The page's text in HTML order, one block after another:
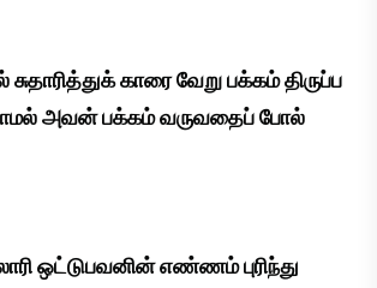
சுதாரித்துக் காரை வேறு பக்கம் திருப்ப
அவன் பக்கம் வருவதைப் போல்
ஒட்டுபவனின் எண்ணம் புரிந்து